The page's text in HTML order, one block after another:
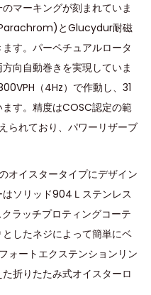
マーキングが刻まれていま
とGlucydur耐磁
す。パーペチュアルロータ
向自動巻きを実現していま
（4Hz）で作動し、31
す。精度はCOSC認定の範
れており、パワーリザーブ
オイスタータイプにデザイン
ソリッド904Ｌステンレス
ラッチプロティングコーテ
したネジによって簡単にベ
ォートエクステンションリン
折りたたみ式オイスターロ